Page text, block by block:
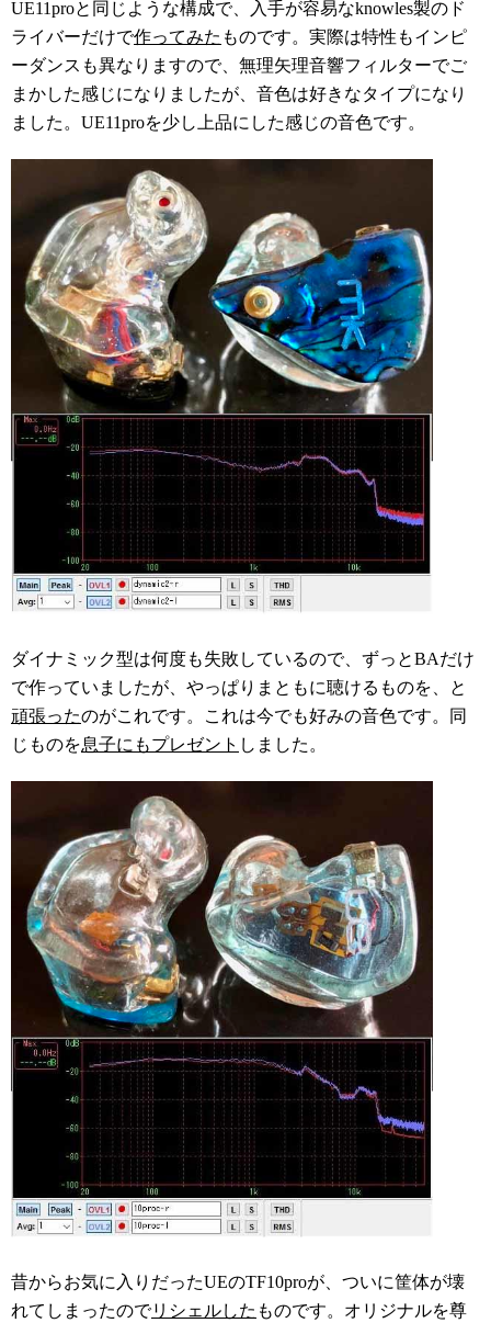
UE11proと同じような構成で、入手が容易なknowles製のド
ライバーだけで作ってみた ものです。実際は特性もインピ
ーダンスも異なりますので、無理矢理音響フィルターでご
まかした感じになりましたが、音色は好きなタイプになり
ました。UE11proを少し上品にした感じの音色です。
ダイナミック型は何度も失敗しているので、ずっとBAだけ
で作っていましたが、やっぱりまともに聴けるものを、と
頑張ったのがこれです。これは今でも好みの音色です。同
じものを息子にもプレゼント しました。
昔からお気に入りだったUEのTF10proが、ついに筐体が壊
れてしまったのでリシェルした ものです。オリジナルを尊